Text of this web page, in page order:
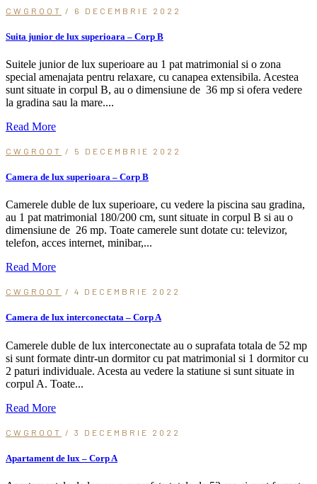
CWGROOT / 6 DECEMBRIE 2022
Suita junior de lux superioara – Corp B
Suitele junior de lux superioare au 1 pat matrimonial si o zona
special amenajata pentru relaxare, cu canapea extensibila. Acestea
sunt situate in corpul B, au o dimensiune de 36 mp si ofera vedere
la gradina sau la mare....
Read More
CWGROOT / 5 DECEMBRIE 2022
Camera de lux superioara – Corp B
Camerele duble de lux superioare, cu vedere la piscina sau gradina,
au 1 pat matrimonial 180/200 cm, sunt situate in corpul B si au o
dimensiune de 26 mp. Toate camerele sunt dotate cu: televizor,
telefon, acces internet, minibar,...
Read More
CWGROOT / 4 DECEMBRIE 2022
Camera de lux interconectata – Corp A
Camerele duble de lux interconectate au o suprafata totala de 52 mp
si sunt formate dintr-un dormitor cu pat matrimonial si 1 dormitor cu
2 paturi individuale. Acesta au vedere la statiune si sunt situate in
corpul A. Toate...
Read More
CWGROOT / 3 DECEMBRIE 2022
Apartament de lux – Corp A